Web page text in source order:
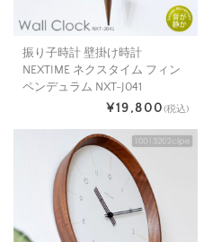
振り子時計 壁掛け時計
NEXTIME ネクスタイム フィン
ペンデュラム NXT-J041
¥19,800(税込)